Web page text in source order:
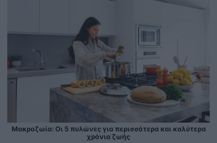
Mακροζωία: Οι 5 πυλώνες για περισσότερα και καλύτερα
χρόνια ζωής